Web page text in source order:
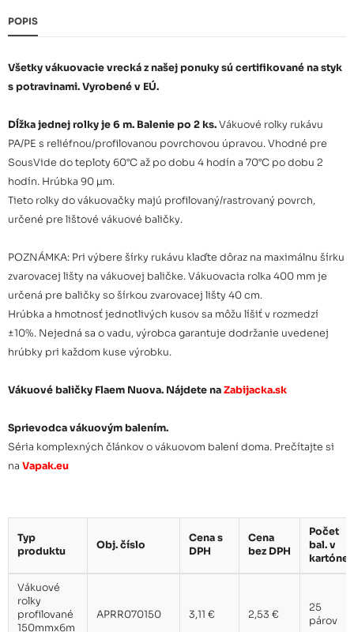
280mmx6m bal. (2ks)
300mmx6m bal. (2ks)
6,25 €
Vákuové rolky profilované
400mmx6m bal. (2ks)
Vákuové rolky profilované
(50ks)
Vákuové rolky profilované
200mmx6m kartón 25 bal.
(50ks)
98,74 €
(50ks)
Vákuové rolky profilované
280mmx6m kartón 25 bal.
(50ks)
138,47 €
300mmx6m kartón 24 bal.
142,46 €
Vákuové rolky profilované
POPIS
Všetky vákuovacie vrecká z našej ponuky sú certifikované na styk
s potravinami. Vyrobené v EÚ.
Dĺžka jednej rolky je 6 m. Balenie po 2 ks.Vákuové rolky rukávu
PA/PE s reliéfnou/profilovanou povrchovou úpravou. Vhodné pre
SousVide do teploty 60°C až po dobu 4 hodín a 70°C po dobu 2
hodín. Hrúbka 90 µm.
Tieto rolky do vákuovačky majú profilovaný/rastrovaný povrch,
určené pre lištové vákuové baličky.
POZNÁMKA: Pri výbere šírky rukávu klaďte dôraz na maximálnu šírku
zvarovacej lišty na vákuovej baličke. Vákuovacia rolka 400 mm je
určená pre baličky so šírkou zvarovacej lišty 40 cm.
Hrúbka a hmotnosť jednotlivých kusov sa môžu líšiť v rozmedzí
±10%. Nejedná sa o vadu, výrobca garantuje dodržanie uvedenej
hrúbky pri každom kuse výrobku.
Vákuové baličky Flaem Nuova. Nájdete naZabijacka.sk
Sprievodca vákuovým balením.
Séria komplexných článkov o vákuovom balení doma. Prečítajte si
na Vapak.eu
Typ
produktu
Obj. číslo
Cena s
DPH
Cena
bez DPH
Počet
bal. v
kartóne
Vákuové
rolky
profilované
150mmx6m
APRR070150 3,11 € 2,53 €
25
párov